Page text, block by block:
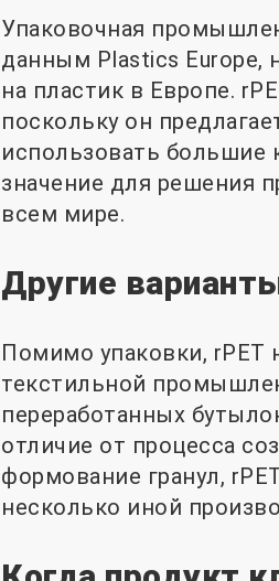
Упаковочная
данным Plastics Europe,
на пластик в Европе.
поскольку он
использовать большие
значение для решения
всем мире.
Другие
Помимо упаковки, rPET
текстильной
переработанных
отличие от процесса
формование гранул,
несколько иной